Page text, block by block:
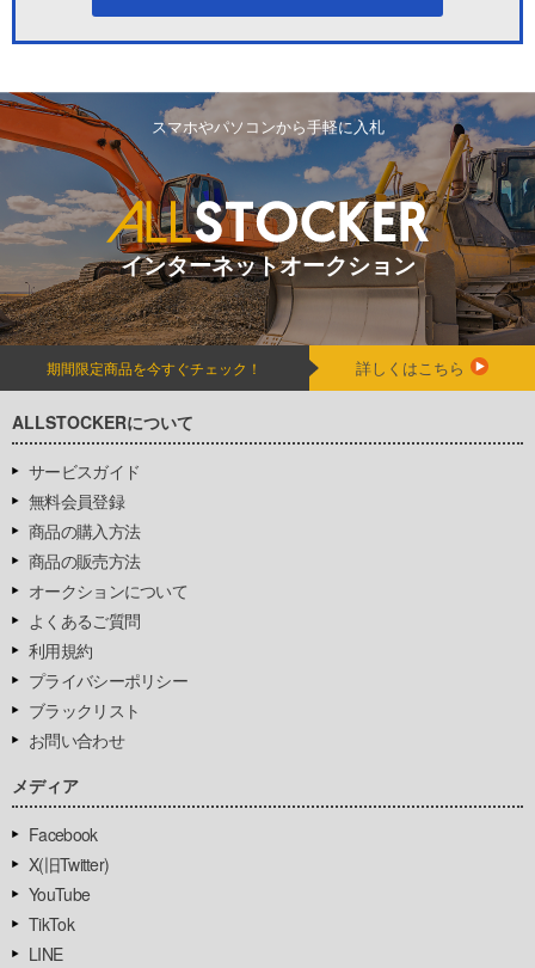
スマホやパソコンから手軽に入札
インターネットオークション
期間限定商品を今すぐチェック！ 詳しくはこちら
ALLSTOCKERについて
サービスガイド
無料会員登録
商品の購入方法
商品の販売方法
オークションについて
よくあるご質問
利用規約
プライバシーポリシー
ブラックリスト
お問い合わせ
メディア
Facebook
X(旧Twitter)
YouTube
TikTok
LINE